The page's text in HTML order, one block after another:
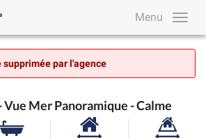
Menu
supprimée par l'agence
Mer Panoramique - Calme